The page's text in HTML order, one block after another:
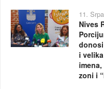
11.
Nives
i
zoni i